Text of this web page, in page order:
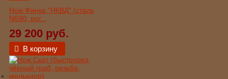
Нож Финка "НКВД" (сталь
N690; рог...
29 200 руб.
В корзину